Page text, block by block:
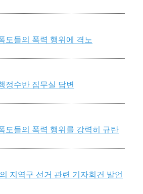
도들의 폭력 행위에 격노
정수반 집무실 답변
도들의 폭력 행위를 강력히 규탄
지역구 선거 관련 기자회견 발언